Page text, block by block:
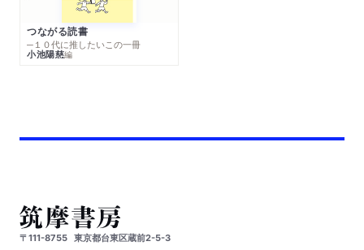
つながる読書
─１０代に推したいこの一冊
小池陽慈編
〒111-8755 東京都台東区蔵前2-5-3